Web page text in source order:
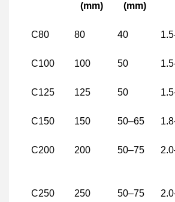
(mm)
(mm)
C80 80 40
C100 100 50
C125 125 50
C150 150 50–65
C200 200 50–75
C250 250 50–75